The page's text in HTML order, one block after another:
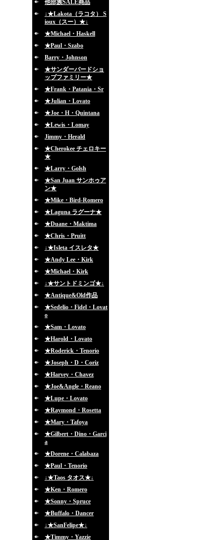
他部族SALE商品
↓★Lakota（ラコタ） S
ioux（スー）★↓
★Michael・Haskell
★Paul・Szabo
Barry・Johnson
★サンダーバードショ
ップファミリー★
★Frank・Patania・Sr
★Julian・Lovato
★Joe・H・Quintana
★Lewis・Lomay
Jimmy・Herald
★Cherokee チェロキー
★
★Larry・Golsh
★San Juan サンホゥア
ン★
★Mike・Bird-Romero
★Laguna ラグーナ★
★Duane・Maktima
★Chris・Pruitt
↓★Isleta イスレタ★
★Andy Lee・Kirk
★Michael・Kirk
↓★サントドミンゴ★↓
★Antique&Old作品
★Sedelio・Fidel・Lovat
o
★Sam・Lovato
★Harold・Lovato
★Roderick・Tenorio
★Joseph・D・Coriz
★Harvey・Chavez
★Joe&Angle・Reano
★Lupe・Lovato
★Raymond・Rosetta
★Mary・Tafoya
★Gilbert・Dino・Garci
a
★Dorene・Calabaza
★Paul・Tenorio
↓★Taos タオス★↓
★Ken・Romero
★Sonny・Spruce
★Buffalo・Dancer
↓★SanFelipe★↓
★Timmy・Yazzie